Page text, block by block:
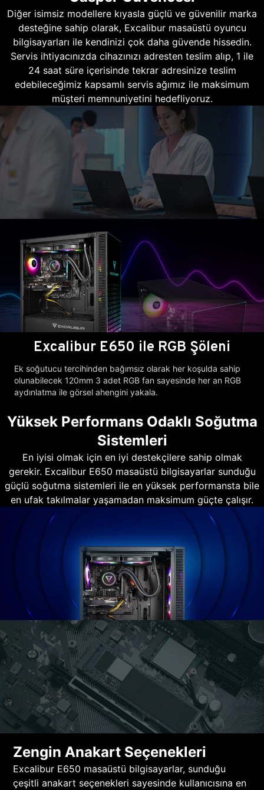
Diğer isimsiz modellere kıyasla güçlü ve güvenilir marka
desteğine sahip olarak, Excalibur masaüstü oyuncu
bilgisayarları ile kendinizi çok daha güvende hissedin.
Servis ihtiyacınızda cihazınızı adresten teslim alıp, 1 ile
24 saat süre içerisinde tekrar adresinize teslim
edebileceğimiz kapsamlı servis ağımız ile maksimum
müşteri memnuniyetini hedefliyoruz.
Excalibur E650 ile RGB Şöleni
Ek soğutucu tercihinden bağımsız olarak her koşulda sahip
olunabilecek 120mm 3 adet RGB fan sayesinde her an RGB
aydınlatma ile görsel ahengini yakala.
Yüksek Performans Odaklı Soğutma
Sistemleri
En iyisi olmak için en iyi destekçilere sahip olmak
gerekir. Excalibur E650 masaüstü bilgisayarlar sunduğu
güçlü soğutma sistemleri ile en yüksek performansta bile
en ufak takılmalar yaşamadan maksimum güçte çalışır.
Zengin Anakart Seçenekleri
Excalibur E650 masaüstü bilgisayarlar, sunduğu
çeşitli anakart seçenekleri sayesinde kullanıcısına en